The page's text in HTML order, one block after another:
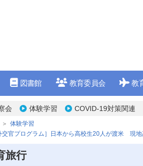
図書館 教育委員会 教
会 体験学習 COVID-19対策関連
体験学習
交官プログラム］日本から高校生20人が渡米 現
旅行